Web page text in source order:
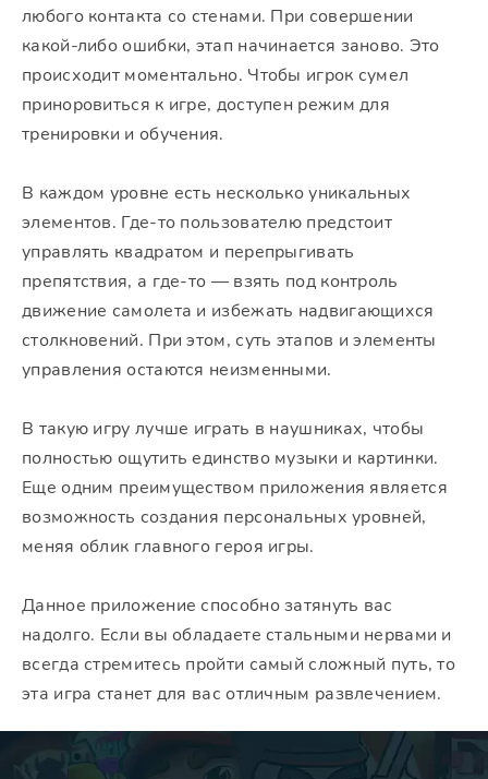
любого контакта со стенами. При совершении
какой-либо ошибки, этап начинается заново. Это
происходит моментально. Чтобы игрок сумел
приноровиться к игре, доступен режим для
тренировки и обучения.
В каждом уровне есть несколько уникальных
элементов. Где-то пользователю предстоит
управлять квадратом и перепрыгивать
препятствия, а где-то — взять под контроль
движение самолета и избежать надвигающихся
столкновений. При этом, суть этапов и элементы
управления остаются неизменными.
В такую игру лучше играть в наушниках, чтобы
полностью ощутить единство музыки и картинки.
Еще одним преимуществом приложения является
возможность создания персональных уровней,
меняя облик главного героя игры.
Данное приложение способно затянуть вас
надолго. Если вы обладаете стальными нервами и
всегда стремитесь пройти самый сложный путь, то
эта игра станет для вас отличным развлечением.